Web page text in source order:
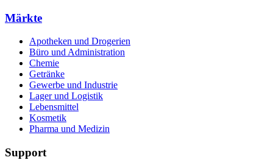
Märkte
Apotheken und Drogerien
Büro und Administration
Chemie
Getränke
Gewerbe und Industrie
Lager und Logistik
Lebensmittel
Kosmetik
Pharma und Medizin
Support